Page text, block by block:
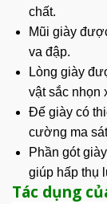
chất.
Mũi giày
va đập.
Lòng giày
vật sắc nhọn
Đế giày có
cường ma
Phần gót
giúp hấp thụ
Tác dụng